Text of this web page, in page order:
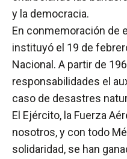
y la democracia.
En conmemoración de
instituyó el 19 de
Nacional. A partir de
responsabilidades el
caso de desastres
El Ejército, la Fuerza
nosotros, y con todo
solidaridad, se han